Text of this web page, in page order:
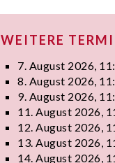
WEITERE
7. August 2026,
8. August 2026,
9. August 2026,
11. August 2026,
12. August 2026,
13. August 2026,
14. August 2026,